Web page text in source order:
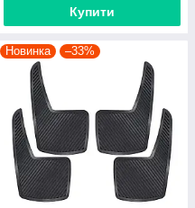
Купити
Новинка –33%